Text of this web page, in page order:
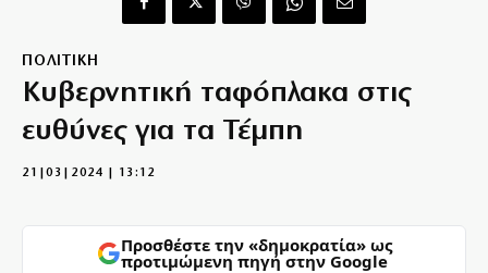
ΠΟΛΙΤΙΚΗ
Κυβερνητική ταφόπλακα στις
ευθύνες για τα Τέμπη
21|03|2024 | 13:12
Προσθέστε την «δημοκρατία» ως
προτιμώμενη πηγή στην Google